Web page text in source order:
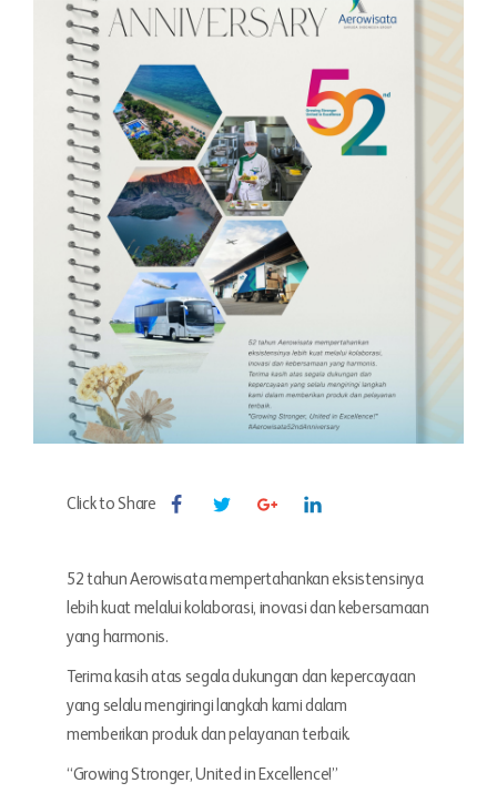
Click to Share
52 tahun Aerowisata mempertahankan eksistensinya
lebih kuat melalui kolaborasi, inovasi dan kebersamaan
yang harmonis.
Terima kasih atas segala dukungan dan kepercayaan
yang selalu mengiringi langkah kami dalam
memberikan produk dan pelayanan terbaik.
“Growing Stronger, United in Excellence!”